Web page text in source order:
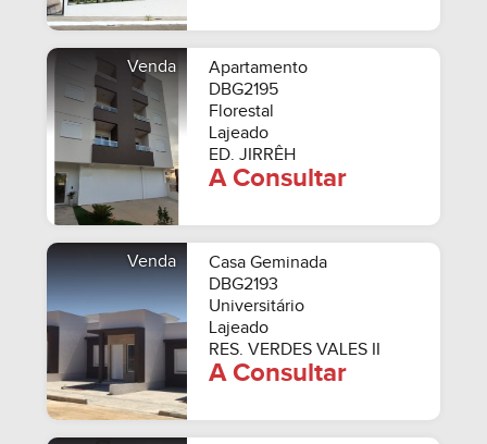
Venda
Apartamento
DBG2195
Florestal
Lajeado
ED. JIRRÊH
A Consultar
Venda
Casa Geminada
DBG2193
Universitário
Lajeado
RES. VERDES VALES II
A Consultar